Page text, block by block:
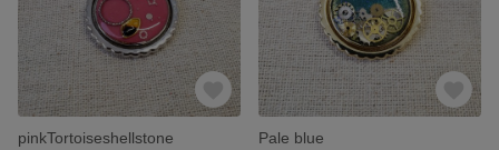
pinkTortoiseshellstone
Pale blue